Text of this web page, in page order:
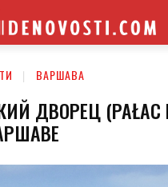
ВАРШАВА
ДВОРЕЦ (PAŁAC